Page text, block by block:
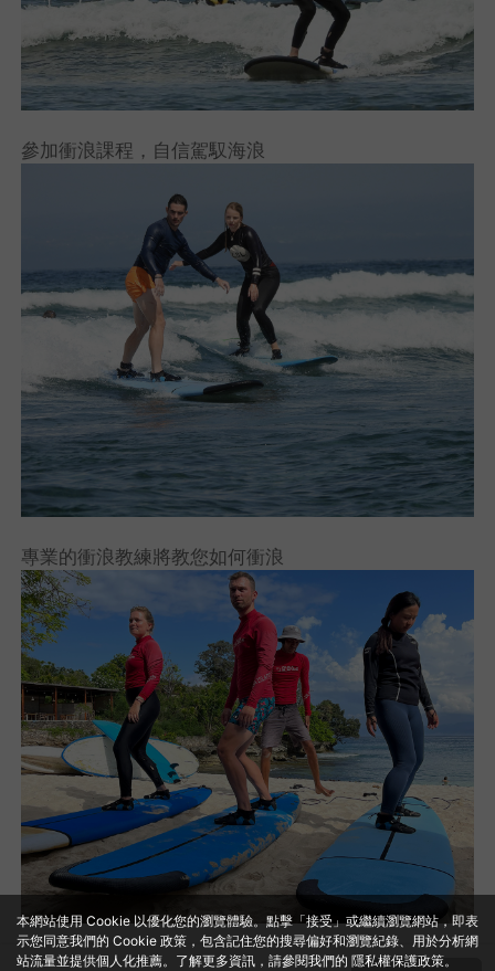
參加衝浪課程，自信駕馭海浪
專業的衝浪教練將教您如何衝浪
本網站使用 Cookie 以優化您的瀏覽體驗。點擊「接受」或繼續瀏覽網站，即表
示您同意我們的 Cookie 政策，包含記住您的搜尋偏好和瀏覽紀錄、用於分析網
站流量並提供個人化推薦。了解更多資訊，請參閱我們的 隱私權保護政策。